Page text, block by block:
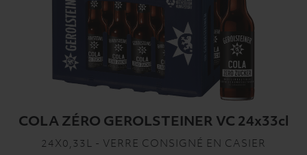
COLA ZÉRO GEROLSTEINER VC 24x33cl
24X0,33L - VERRE CONSIGNÉ EN CASIER